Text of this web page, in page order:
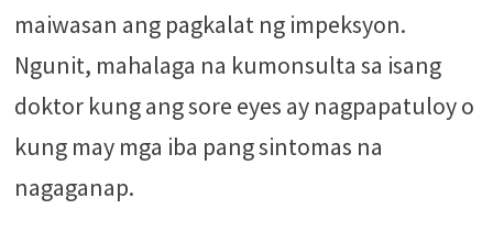
maiwasan ang pagkalat ng impeksyon.
Ngunit, mahalaga na kumonsulta sa isang
doktor kung ang sore eyes ay nagpapatuloy o
kung may mga iba pang sintomas na
nagaganap.